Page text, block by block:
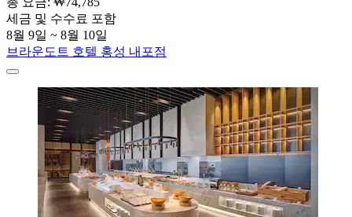
세금 및 수수료 포함
8월 9일 ~ 8월 10일
브라운도트 호텔 홍성 내포점